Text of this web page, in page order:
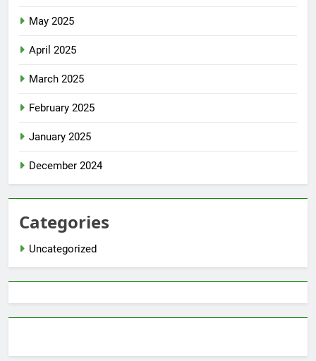
May 2025
April 2025
March 2025
February 2025
January 2025
December 2024
Categories
Uncategorized